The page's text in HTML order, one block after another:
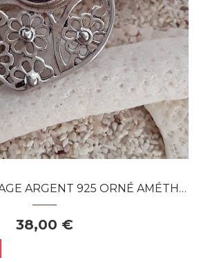
ARGENT 925 ORNÉ AMÉTHYSTE
38,00 €